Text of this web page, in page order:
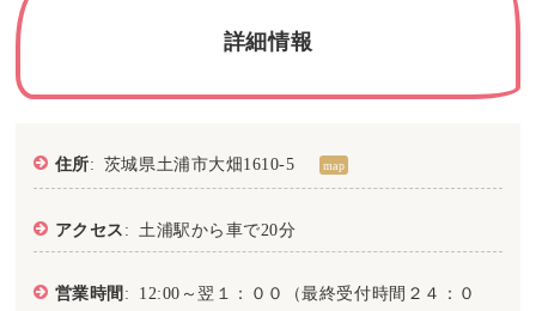
詳細情報
住所: 茨城県土浦市大畑1610-5 map
アクセス : 土浦駅から車で20分
営業時間: 12:00～翌１：００（最終受付時間２４：０